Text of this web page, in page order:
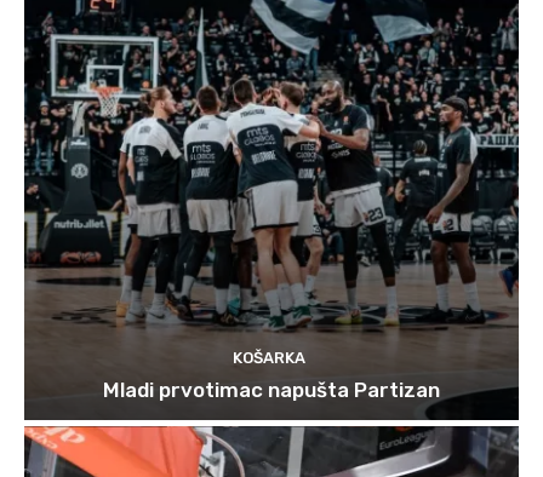
KOŠARKA
Mladi prvotimac napušta Partizan